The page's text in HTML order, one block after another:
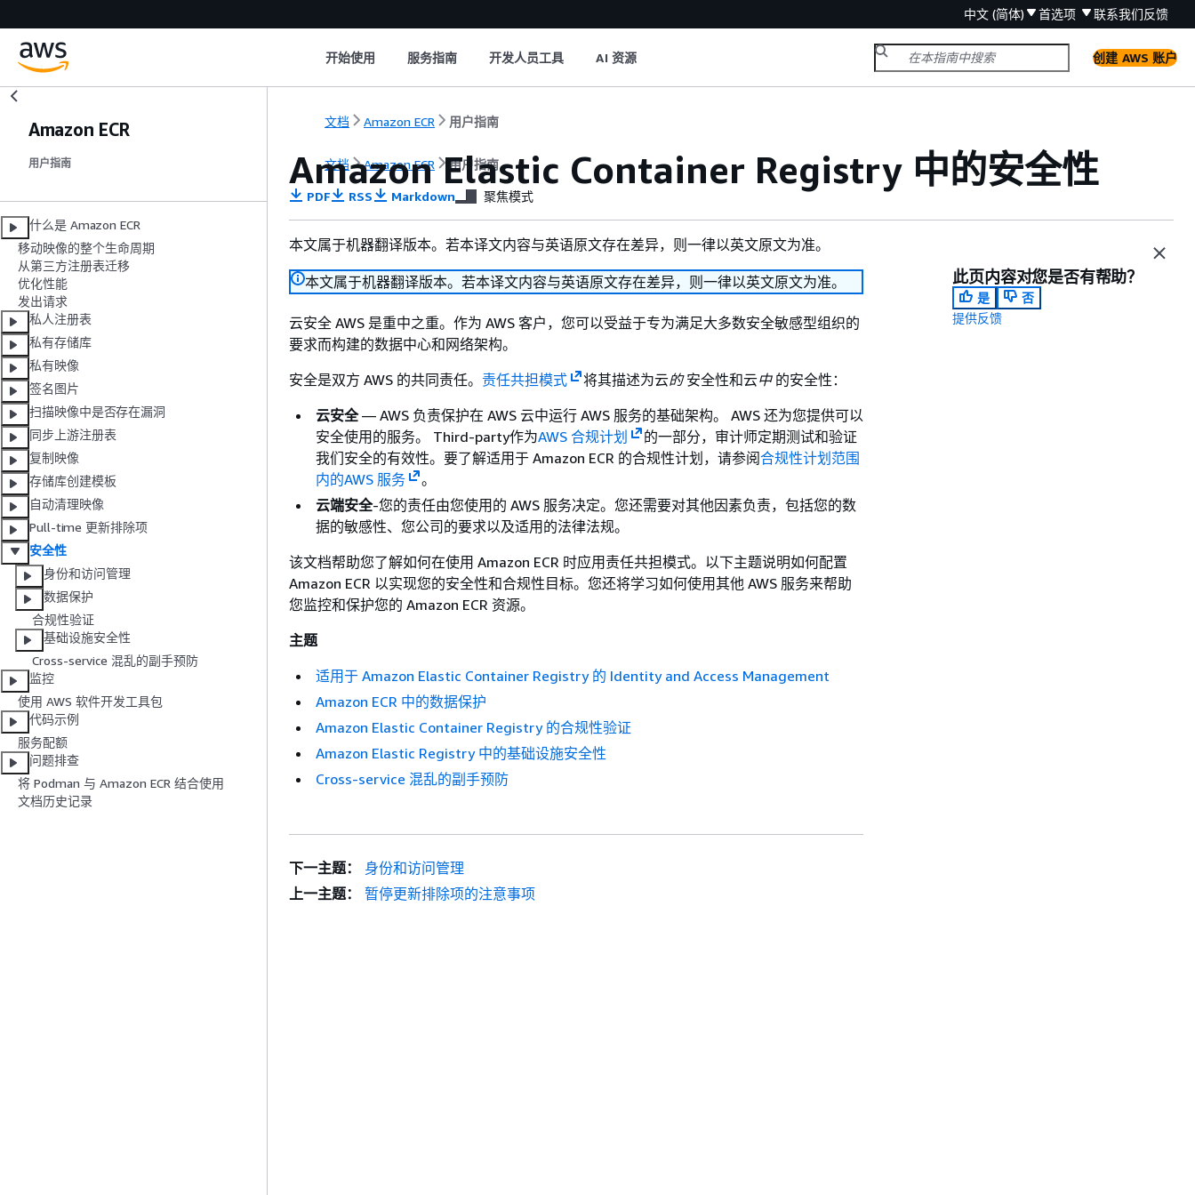
中文 (简体) 首选项 联系我们反馈
开始使用 服务指南 开发人员工具 AI 资源 创建 AWS 账户
Amazon ECR
用户指南
什么是 Amazon ECR
移动映像的整个生命周期
从第三方注册表迁移
优化性能
发出请求
私人注册表
私有存储库
私有映像
签名图片
扫描映像中是否存在漏洞
同步上游注册表
复制映像
存储库创建模板
自动清理映像
Pull-time 更新排除项
安全性
身份和访问管理
数据保护
合规性验证
基础设施安全性
Cross-service 混乱的副手预防
监控
使用 AWS 软件开发工具包
代码示例
服务配额
问题排查
将 Podman 与 Amazon ECR 结合使用
文档历史记录
文档 Amazon ECR 用户指南
文档 Amazon ECR 用户指南
Amazon Elastic Container Registry 中的安全性
PDF RSS Markdown 聚焦模式
本文属于机器翻译版本。若本译文内容与英语原文存在差异，则一律以英文原文为准。
本文属于机器翻译版本。若本译文内容与英语原文存在差异，则一律以英文原文为准。
云安全 AWS 是重中之重。作为 AWS 客户，您可以受益于专为满足大多数安全敏感型组织的
要求而构建的数据中心和网络架构。
安全是双方 AWS 的共同责任。 责任共担模式 将其描述为云的安全性和云中的安全性：
云安全— AWS 负责保护在 AWS 云中运行 AWS 服务的基础架构。 AWS 还为您提供可以
安全使用的服务。 Third-party作为AWS 合规计划
的一部分，审计师定期测试和验证
我们安全的有效性。要了解适用于 Amazon ECR 的合规性计划，请参阅合规性计划范围
内的AWS 服务
。
云端安全-您的责任由您使用的 AWS 服务决定。您还需要对其他因素负责，包括您的数
据的敏感性、您公司的要求以及适用的法律法规。
该文档帮助您了解如何在使用 Amazon ECR 时应用责任共担模式。以下主题说明如何配置
Amazon ECR 以实现您的安全性和合规性目标。您还将学习如何使用其他 AWS 服务来帮助
您监控和保护您的 Amazon ECR 资源。
主题
适用于 Amazon Elastic Container Registry 的 Identity and Access Management
Amazon ECR 中的数据保护
Amazon Elastic Container Registry 的合规性验证
Amazon Elastic Registry 中的基础设施安全性
Cross-service 混乱的副手预防
此页内容对您是否有帮助？
是
否
提供反馈
下一主题：
身份和访问管理
上一主题：
暂停更新排除项的注意事项